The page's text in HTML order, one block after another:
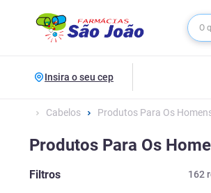
Insira o seu cep
Cabelos Produtos Para Os
Produtos Para Os
Filtros
162